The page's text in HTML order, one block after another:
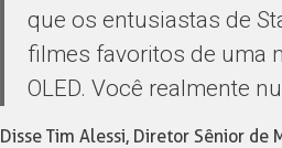
que os entusiastas de
filmes favoritos de uma
OLED. Você realmente
Disse Tim Alessi, Diretor Sênior de